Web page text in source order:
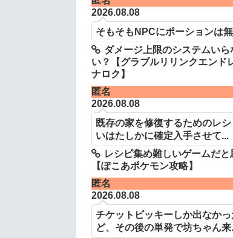
2026.08.08
そもそもNPCにポーションは
ダメージ上限のシステムいら
い？【グラブルリリンクエンド
ナロク】
匿名
2026.08.08
既存の家を修復するためのレシ
いはたしかに確定入手させて...
レシピ集め難しいゲームだと
【ぽこあポケモン攻略】
匿名
2026.08.08
チケットビッキーしか出なか
ど、その後の単発で坊ちゃん来